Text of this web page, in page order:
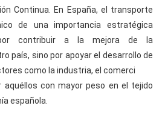
Continua. En España, el transporte
de una importancia estratégica
contribuir a la mejora de la
país, sino por apoyar el desarrollo de
como la industria, el comerci
con mayor peso en el tejido
española.